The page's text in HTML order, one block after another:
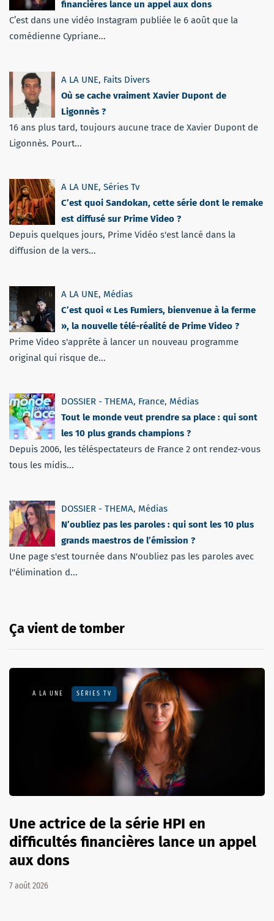
financières lance un appel aux dons
C’est dans une vidéo Instagram publiée le 6 août que la
comédienne Cypriane...
A LA UNE, Faits Divers
Où se cache vraiment Xavier Dupont de
Ligonnès ?
16 ans plus tard, toujours aucune trace de Xavier Dupont de
Ligonnès. Pourt...
A LA UNE, Séries Tv
C’est quoi Sandokan, cette série dont le remake
est diffusé sur Prime Video ?
Depuis quelques jours, Prime Vidéo s'est lancé dans la
diffusion de la vers...
A LA UNE, Médias
C’est quoi « Les Fumiers, bienvenue à la ferme
», la nouvelle télé-réalité de Prime Video ?
Prime Video s'apprête à lancer un nouveau programme
original qui risque de...
DOSSIER - THEMA, France, Médias
Tout le monde veut prendre sa place : qui sont
les 10 plus grands champions ?
Depuis 2006, les téléspectateurs de France 2 ont rendez-vous
tous les midis...
DOSSIER - THEMA, Médias
N’oubliez pas les paroles : qui sont les 10 plus
grands maestros de l’émission ?
Une page s'est tournée dans N'oubliez pas les paroles avec
l''élimination d...
Ça vient de tomber
A LA UNE SÉRIES TV
Une actrice de la série HPI en
difficultés financières lance un appel
aux dons
7 août 2026